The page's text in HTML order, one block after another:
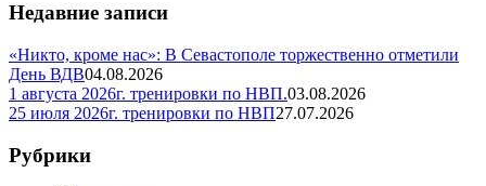
Недавние записи
«Никто, кроме нас»: В Севастополе торжественно отметили
День ВДВ04.08.2026
1 августа 2026г. тренировки по НВП.03.08.2026
25 июля 2026г. тренировки по НВП27.07.2026
Рубрики